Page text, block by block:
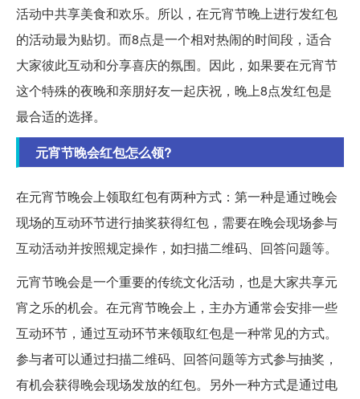
活动中共享美食和欢乐。所以，在元宵节晚上进行发红包
的活动最为贴切。而8点是一个相对热闹的时间段，适合
大家彼此互动和分享喜庆的氛围。因此，如果要在元宵节
这个特殊的夜晚和亲朋好友一起庆祝，晚上8点发红包是
最合适的选择。
元宵节晚会红包怎么领?
在元宵节晚会上领取红包有两种方式：第一种是通过晚会
现场的互动环节进行抽奖获得红包，需要在晚会现场参与
互动活动并按照规定操作，如扫描二维码、回答问题等。
元宵节晚会是一个重要的传统文化活动，也是大家共享元
宵之乐的机会。在元宵节晚会上，主办方通常会安排一些
互动环节，通过互动环节来领取红包是一种常见的方式。
参与者可以通过扫描二维码、回答问题等方式参与抽奖，
有机会获得晚会现场发放的红包。另外一种方式是通过电